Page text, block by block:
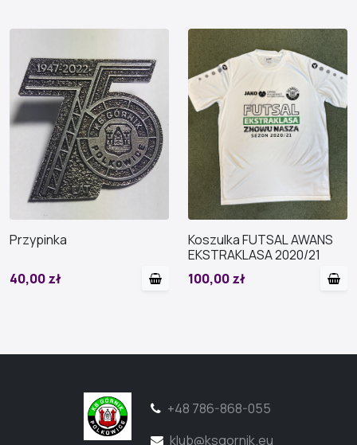
Przypinka
40,00 zł
Koszulka FUTSAL AWANS
EKSTRAKLASA 2020/21
100,00 zł
+48 786-868-055
klub@ksgornik.eu